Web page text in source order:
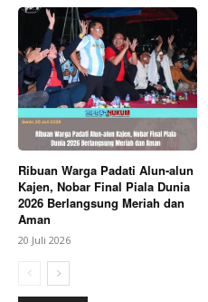
Ribuan Warga Padati Alun-alun
Kajen, Nobar Final Piala Dunia
2026 Berlangsung Meriah dan
Aman
20 Juli 2026